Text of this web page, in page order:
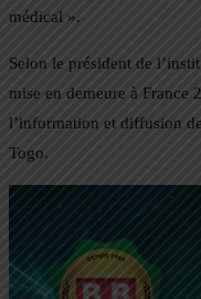
médical ».
Selon le président de
mise en demeure à France
l’information et diffusion
Togo.